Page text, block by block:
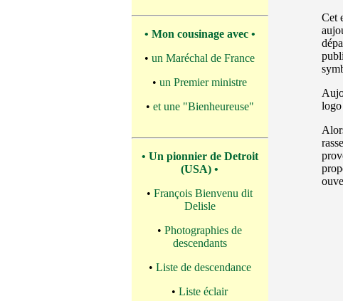
• Mon cousinage avec •
• un Maréchal de France
• un Premier ministre
• et une "Bienheureuse"
• Un pionnier de Detroit
(USA) •
• François Bienvenu dit
Delisle
• Photographies de
descendants
• Liste de descendance
• Liste éclair
Cet
logo